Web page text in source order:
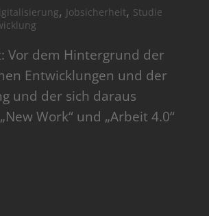
, Jobsicherheit, Studie
Vor dem Hintergrund der
Entwicklungen und der
und der sich daraus
Work“ und „Arbeit 4.0“